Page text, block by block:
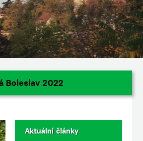
Boleslav 2022
Aktuální články